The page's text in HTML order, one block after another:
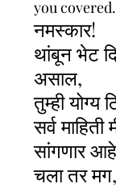
you
नमस्कार!
थांबून भेट
असाल,
तुम्ही
सर्व
सांगणार
चला तर